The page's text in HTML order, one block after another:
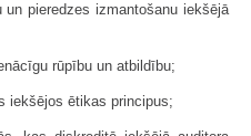
un pieredzes izmantošanu iekšējā
rūpību un atbildību;
iekšējos ētikas principus;